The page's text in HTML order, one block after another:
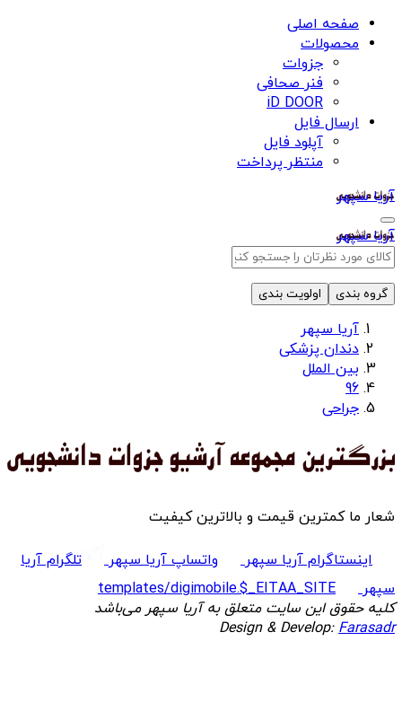
صفحه اصلی
محصولات
جزوات
فنر صحافی
iD DOOR
ارسال فایل
آپلود فایل
منتظر پرداخت
آریا سپهر
آریا سپهر
گروه بندی اولویت بندی
آریا سپهر
دندان پزشکی
بین الملل
96
جراحی
شعار ما کمترین قیمت و بالاترین کیفیت
اینستاگرام آریا سپهر واتساپ آریا سپهر
تلگرام آریا
سپهر
templates/digimobile.$_EITAA_SITE
کلیه حقوق این سایت متعلق به آریا سپهر می‌باشد
Design & Develop:Farasadr